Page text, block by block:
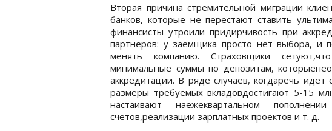
Вторая причина стремительной миграции
банков, которые не перестают ставить
финансисты утроили придирчивость при
партнеров: у заемщика просто нет выбора, и
менять компанию. Страховщики
минимальные суммы по депозитам,
аккредитации. В ряде случаев, когдаречь
размеры требуемых вкладовдостигают 5-15
настаивают наежеквартальном
счетов,реализации зарплатных проектов и т. д.